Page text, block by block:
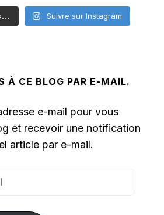
Suivre sur Instagram
À CE BLOG PAR E-MAIL.
e-mail pour vous
et recevoir une notification
article par e-mail.